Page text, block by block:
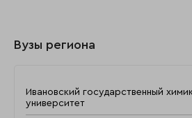
Вузы региона
Ивановский государственный
университет